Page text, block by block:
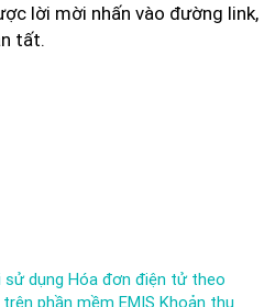
lời mời nhấn vào đường link,
tất.
sử dụng Hóa đơn điện tử theo
phần mềm EMIS Khoản thu